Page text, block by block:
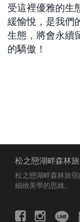
受這裡優雅的生
緩愉悅，是我們
生態，將會永續
的驕傲！
松之戀湖畔森林
松之戀湖畔森林旅
細緻美學的思維。